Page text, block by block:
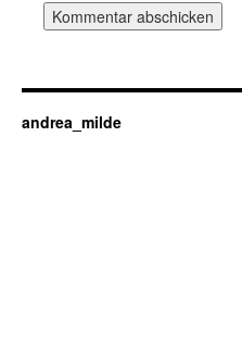
andrea_milde